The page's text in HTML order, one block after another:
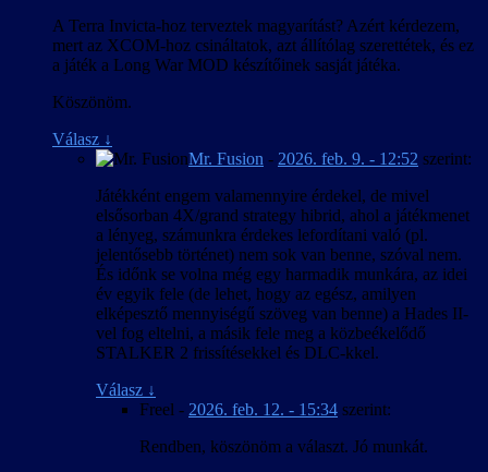
A Terra Invicta-hoz terveztek magyarítást? Azért kérdezem,
mert az XCOM-hoz csináltatok, azt állítólag szerettétek, és ez
a játék a Long War MOD készítőinek sasját játéka.
Köszönöm.
Válasz ↓
Mr. Fusion - 2026. feb. 9. - 12:52 szerint:
Játékként engem valamennyire érdekel, de mivel
elsősorban 4X/grand strategy hibrid, ahol a játékmenet
a lényeg, számunkra érdekes lefordítani való (pl.
jelentősebb történet) nem sok van benne, szóval nem.
És időnk se volna még egy harmadik munkára, az idei
év egyik fele (de lehet, hogy az egész, amilyen
elképesztő mennyiségű szöveg van benne) a Hades II-
vel fog eltelni, a másik fele meg a közbeékelődő
STALKER 2 frissítésekkel és DLC-kkel.
Válasz ↓
Freel - 2026. feb. 12. - 15:34 szerint:
Rendben, köszönöm a választ. Jó munkát.